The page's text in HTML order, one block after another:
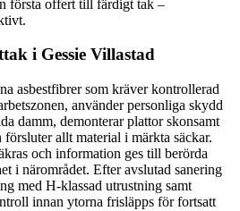
första offert till färdigt tak –
i Gessie Villastad
asbestfibrer som kräver kontrollerad
använder personliga skydd
damm, demonterar plattor skonsamt
allt material i märkta säckar.
och information ges till berörda
i närområdet. Efter avslutad sanering
med H-klassad utrustning samt
innan ytorna frisläpps för fortsatt